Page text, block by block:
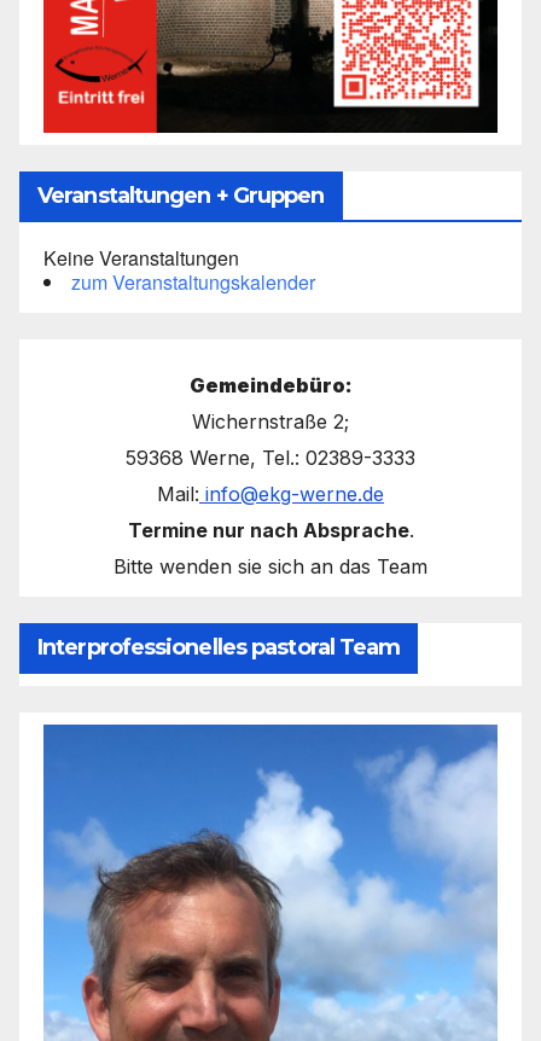
Veranstaltungen + Gruppen
Keine Veranstaltungen
zum Veranstaltungskalender
Gemeindebüro:
Wichernstraße 2;
59368 Werne, Tel.: 02389-3333
Mail: info@ekg-werne.de
Termine nur nach Absprache.
Bitte wenden sie sich an das Team
Interprofessionelles pastoral Team